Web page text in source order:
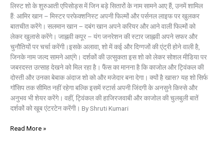
लिस्ट शो के शुरुआती एपिसोड्स में जिन बड़े सितारों के नाम सामने आए हैं, उनमें शामिल
हैं: आमिर खान – मिस्टर परफेक्शनिस्ट अपनी फिल्मों और पर्सनल लाइफ पर खुलकर
बातचीत करेंगे। सलमान खान – दबंग खान अपने करियर और आने वाली फिल्मों को
लेकर खुलासे करेंगे। जाह्नवी कपूर – यंग जनरेशन की स्टार जाह्नवी अपने सफर और
चुनौतियों पर चर्चा करेंगी।इसके अलावा, शो में कई और दिग्गजों की एंट्री होने वाली है,
जिनके नाम जल्द सामने आएंगे। दर्शकों की उत्सुकता इस शो को लेकर सोशल मीडिया पर
जबरदस्त उत्साह देखने को मिल रहा है। फैंस का मानना है कि काजोल और ट्विंकल की
दोस्ती और उनका बेबाक अंदाज शो को और मजेदार बना देगा। क्यों है खास? यह शो सिर्फ
गॉसिप तक सीमित नहीं रहेगा बल्कि इसमें स्टार्स अपनी जिंदगी के अनसुने किस्से और
अनुभव भी शेयर करेंगे। वहीं, ट्विंकल की हाजिरजवाबी और काजोल की चुलबुली बातें
दर्शकों को खूब एंटरटेन करेंगी। By Shruti Kumari
Read More »